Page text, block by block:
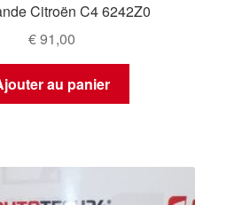
Citroën C4 6242Z0
€91,00
au panier